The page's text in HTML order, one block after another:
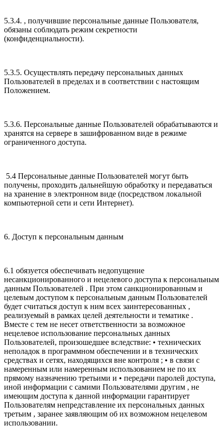
5.3.4. , получившие персональные данные Пользователя,
обязаны соблюдать режим секретности
(конфиденциальности).
5.3.5. Осуществлять передачу персональных данных
Пользователей в пределах и в соответствии с настоящим
Положением.
5.3.6. Персональные данные Пользователей обрабатываются и
хранятся на сервере в зашифрованном виде в режиме
ограниченного доступа.
5.4 Персональные данные Пользователей могут быть
получены, проходить дальнейшую обработку и передаваться
на хранение в электронном виде (посредством локальной
компьютерной сети и сети Интернет).
6. Доступ к персональным данным
6.1 обязуется обеспечивать недопущение
несанкционированного и нецелевого доступа к персональным
данным Пользователей . При этом санкционированным и
целевым доступом к персональным данным Пользователей
будет считаться доступ к ним всех заинтересованных ,
реализуемый в рамках целей деятельности и тематике .
Вместе с тем не несет ответственности за возможное
нецелевое использование персональных данных
Пользователей, произошедшее вследствие: • технических
неполадок в программном обеспечении и в технических
средствах и сетях, находящихся вне контроля ; • в связи с
намеренным или намеренным использованием не по их
прямому назначению третьими и • передачи паролей доступа,
иной информации с самими Пользователями другим , не
имеющим доступа к данной информации гарантирует
Пользователям непредставление их персональных данных
третьим , заранее заявляющим об их возможном нецелевом
использовании.